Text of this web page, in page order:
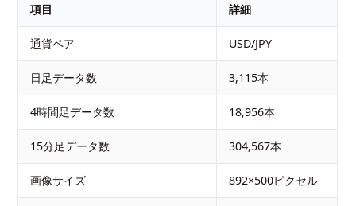
項目 詳細
通貨ペア USD/JPY
日足データ数 3,115本
4時間足データ数 18,956本
15分足データ数 304,567本
画像サイズ 892×500ピクセル